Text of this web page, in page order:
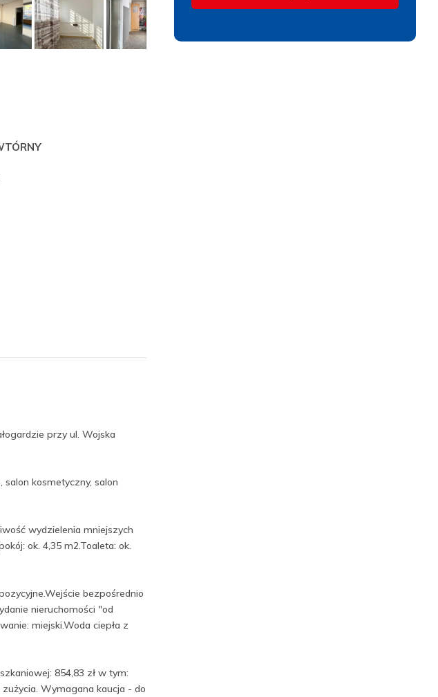
przy ul. Wojska
kosmetyczny, salon
wydzielenia mniejszych
ok. 4,35 m2.Toaleta: ok.
bezpośrednio
nieruchomości "od
miejski.Woda ciepła z
854,83 zł w tym:
Wymagana kaucja - do